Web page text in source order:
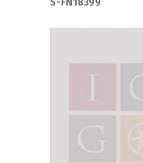
S-FN18399